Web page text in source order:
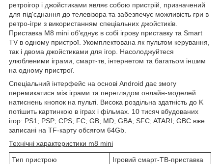
ретроігор і джойстиками являє собою пристрій, призначений
для під'єднання до телевізора та забезпечує можливість гри в
ретро-ігри з використанням спеціальних джойстиків.
Приставка M8 mini об'єднує в собі ігрову приставку та Smart
TV в одному пристрої. Укомплектована як пультом керування,
так і двома джойстиками для ігор. Насолоджуйтеся
улюбленими іграми, смарт-тв, інтернетом та багатьом іншим
на одному пристрої.
Спеціальний інтерфейс на основі Android дає змогу
перемикатися між іграми та переглядом онлайн-моделей
натиснень кнопок на пульті. Висока роздільна здатність до K
потішить картинкою в іграх і фільмах. 10 тисяч вбудованих
ігор: PS1; PSP; CPS; FC; GB; MD; GBA; SFC; ATARI; GBC вже
записані на TF-карту обсягом 64Gb.
Технічні характеристики m8 mini
Тип пристрою
Ігровий смарт-ТВ-приставка